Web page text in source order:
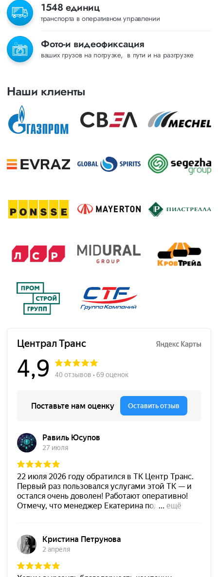
1548 единиц
транспорта в оперативном управлении
Фото-и видеофиксация
ваших грузов на погрузке, в пути и на разгрузке
Наши клиенты